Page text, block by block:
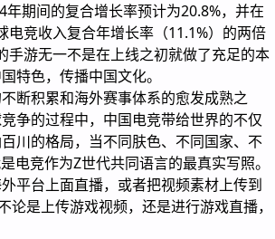
期间的复合增长率预计为20.8%，并在
竞收入复合年增长率（11.1%）的两倍
手游无一不是在上线之初就做了充足的本
特色，传播中国文化。
断积累和海外赛事体系的愈发成熟之
争的过程中，中国电竞带给世界的不仅
川的格局，当不同肤色、不同国家、不
电竞作为Z世代共同语言的最真实写照。
平台上面直播，或者把视频素材上传到
是上传游戏视频，还是进行游戏直播，